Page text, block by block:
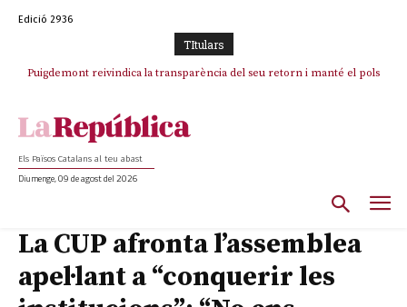
Edició 2936
TItulars
Puigdemont reivindica la transparència del seu retorn i manté el pols
Portugal acusa Espanya de provocar un “efecte crida” massiu per la seva
Els Països Catalans al teu abast
Diumenge, 09 de agost del 2026
La CUP afronta l’assemblea
apel·lant a “conquerir les